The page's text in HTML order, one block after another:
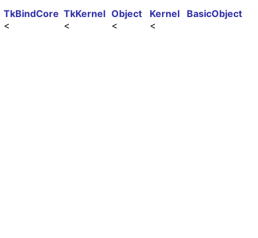
BasicObject
Kernel
Object
TkKernel
TkBindCore